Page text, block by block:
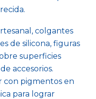
colgantes
de silicona, figuras
superficies
accesorios.
con pigmentos en
para lograr